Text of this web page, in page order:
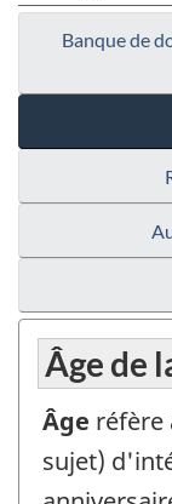
Banque de
Âge de
Âge réfère
sujet)